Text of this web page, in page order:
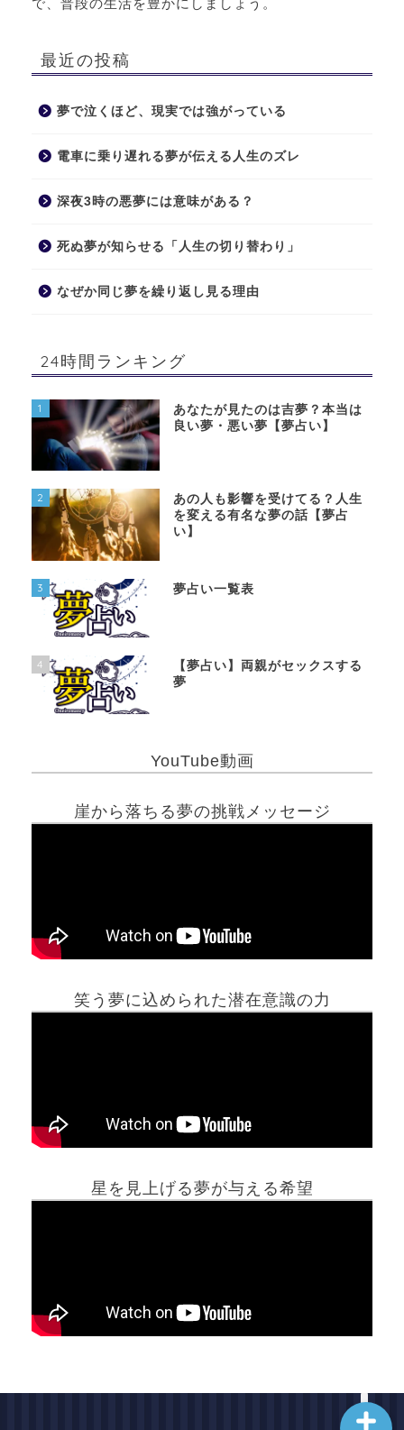
最近の投稿
夢で泣くほど、現実では強がっている
電車に乗り遅れる夢が伝える人生のズレ
深夜3時の悪夢には意味がある？
死ぬ夢が知らせる「人生の切り替わり」
なぜか同じ夢を繰り返し見る理由
24時間ランキング
1
あなたが見たのは吉夢？本当は
良い夢・悪い夢【夢占い】
2
あの人も影響を受けてる？人生
を変える有名な夢の話【夢占
い】
3 夢占い一覧表
4
【夢占い】両親がセックスする
夢
YouTube動画
崖から落ちる夢の挑戦メッセージ
笑う夢に込められた潜在意識の力
星を見上げる夢が与える希望
ホーム
最新記事動画